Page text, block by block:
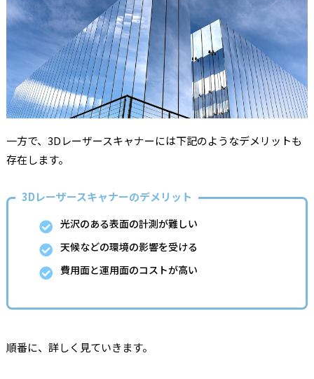
一方で、3Dレーザースキャナーには下記のようなデメリットも
存在します。
3Dレーザースキャナーのデメリット
光沢のある表面の計測が難しい
天候などの環境の影響を受ける
費用面と運用面のコストが高い
順番に、詳しく見ていきます。